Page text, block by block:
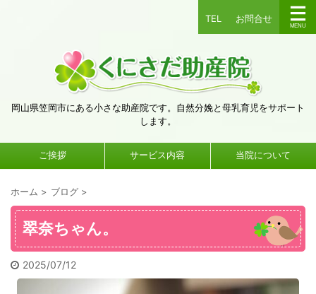
TEL お問合せ
岡山県笠岡市にある小さな助産院です。自然分娩と母乳育児をサポート
します。
ご挨拶 サービス内容 当院について
ホーム > ブログ >
翠奈ちゃん。
2025/07/12